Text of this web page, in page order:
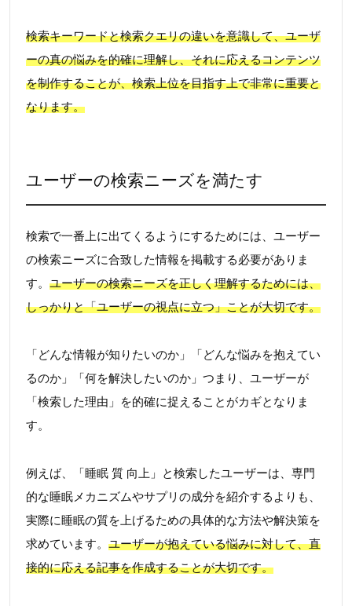
検索キーワードと検索クエリの違いを意識して、ユーザ
ーの真の悩みを的確に理解し、それに応えるコンテンツ
を制作することが、検索上位を目指す上で非常に重要と
なります。
ユーザーの検索ニーズを満たす
検索で一番上に出てくるようにするためには、ユーザー
の検索ニーズに合致した情報を掲載する必要がありま
す。 ユーザーの検索ニーズを正しく理解するためには、
しっかりと「ユーザーの視点に立つ」ことが大切です。
「どんな情報が知りたいのか」「どんな悩みを抱えてい
るのか」「何を解決したいのか」つまり、ユーザーが
「検索した理由」を的確に捉えることがカギとなりま
す。
例えば、「睡眠 質 向上」と検索したユーザーは、専門
的な睡眠メカニズムやサプリの成分を紹介するよりも、
実際に睡眠の質を上げるための具体的な方法や解決策を
求めています。 ユーザーが抱えている悩みに対して、直
接的に応える記事を作成することが大切です。